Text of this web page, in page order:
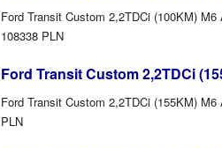
Ford Transit Custom 2,2TDCi (100KM)
108338 PLN
Ford Transit Custom 2,2TDCi
Ford Transit Custom 2,2TDCi (155KM)
PLN